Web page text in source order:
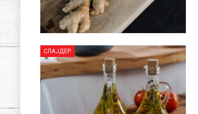
СЛАЈДЕР